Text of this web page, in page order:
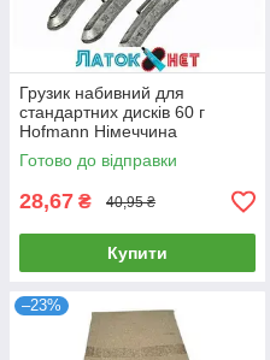
Грузик набивний для
стандартних дисків 60 г
Hofmann Німеччина
Готово до відправки
28,67 ₴ 40,95 ₴
Купити
–23%